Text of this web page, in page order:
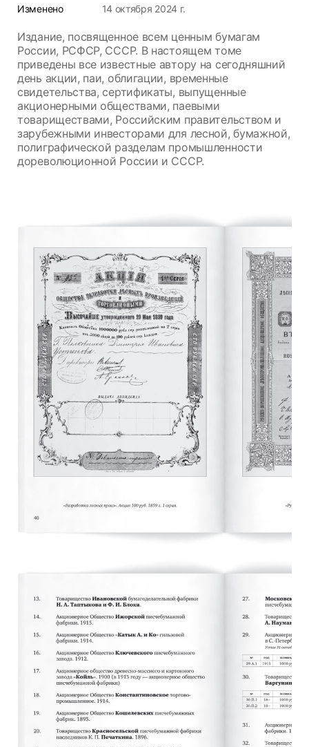
Изменено 14 октября 2024 г.
Издание, посвященное всем ценным бумагам
России, РСФСР, СССР. В настоящем томе
приведены все известные автору на сегодняшний
день акции, паи, облигации, временные
свидетельства, сертификаты, выпущенные
акционерными обществами, паевыми
товариществами, Российским правительством и
зарубежными инвесторами для лесной, бумажной,
полиграфической разделам промышленности
дореволюционной России и СССР.